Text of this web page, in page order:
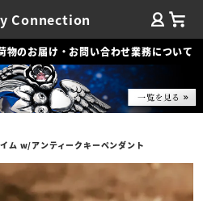
Connection
物のお届け・お問い合わせ業務について
ム w/アンティークキーペンダント